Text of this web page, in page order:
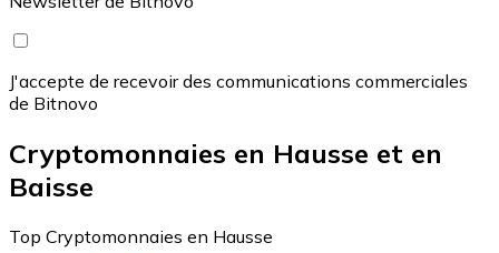
J'accepte de recevoir des communications commerciales
de Bitnovo
Cryptomonnaies en Hausse et en
Baisse
Top Cryptomonnaies en Hausse